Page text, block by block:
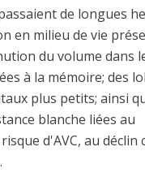
de longues
en milieu de vie
du volume dans
à la mémoire; des
plus petits; ainsi
blanche liées au
d'AVC, au déclin